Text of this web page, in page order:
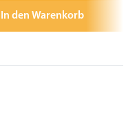
In den Warenkorb